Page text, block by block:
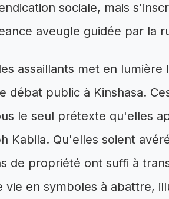
sociale, mais
aveugle guidée par la
assaillants met en lumière
débat public à Kinshasa.
le seul prétexte qu'elles
Kabila. Qu'elles soient
de propriété ont suffi à
vie en symboles à abattre,